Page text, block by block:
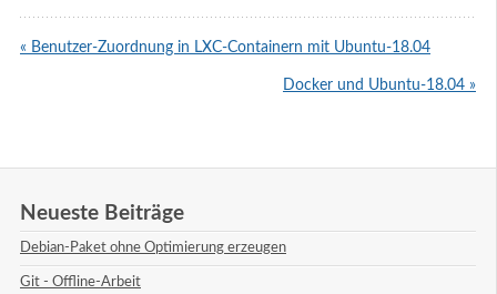
« Benutzer-Zuordnung in LXC-Containern mit Ubuntu-18.04
Docker und Ubuntu-18.04 »
Neueste Beiträge
Debian-Paket ohne Optimierung erzeugen
Git - Offline-Arbeit